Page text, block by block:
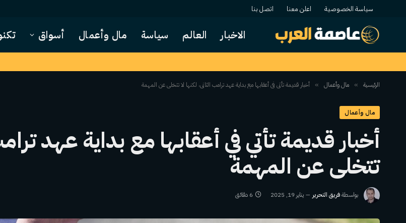
سياسة الخصوصية اعلن معنا اتصل بنا
الاخبار العالم سياسة مال وأعمال أسواق
الرئيسية » مال وأعمال » أخبار قديمة تأتي في أعقابها مع بداية عهد ترامب الثاني، لكنها لا تتخلى عن المهمة
مال وأعمال
أخبار قديمة تأتي في أعقابها مع بداية عهد
تتخلى عن المهمة
بواسطةفريق التحرير يناير 19, 2025 6 دقائق